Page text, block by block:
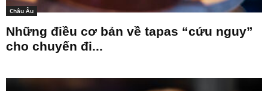
Châu Âu
Những điều cơ bản về tapas “cứu nguy”
cho chuyến đi...